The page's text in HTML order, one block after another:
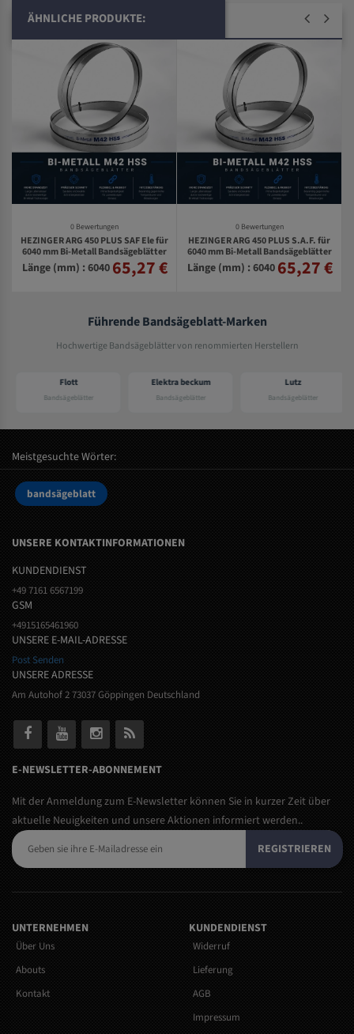
ÄHNLICHE PRODUKTE:
0 Bewertungen
HEZINGER ARG 450 PLUS SAF Ele für
6040 mm Bi-Metall Bandsägeblätter
Länge (mm) : 6040 65,27 €
0 Bewertungen
HEZINGER ARG 450 PLUS S.A.F. für
6040 mm Bi-Metall Bandsägeblätter
Länge (mm) : 6040 65,27 €
Führende Bandsägeblatt-Marken
Hochwertige Bandsägeblätter von renommierten Herstellern
Flott
Bandsägeblätter
Elektra beckum
Bandsägeblätter
Lutz
Bandsägeblätter
Meistgesuchte Wörter:
bandsägeblatt
UNSERE KONTAKTINFORMATIONEN
KUNDENDIENST
+49 7161 6567199
GSM
+4915165461960
UNSERE E-MAIL-ADRESSE
Post Senden
UNSERE ADRESSE
Am Autohof 2 73037 Göppingen Deutschland
E-NEWSLETTER-ABONNEMENT
Mit der Anmeldung zum E-Newsletter können Sie in kurzer Zeit über
aktuelle Neuigkeiten und unsere Aktionen informiert werden..
REGISTRIEREN
UNTERNEHMEN
Über Uns
Abouts
Kontakt
KUNDENDIENST
Widerruf
Lieferung
AGB
Impressum